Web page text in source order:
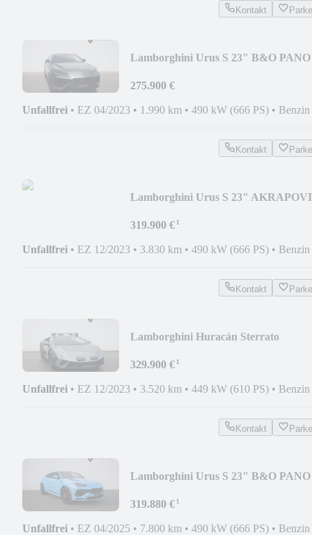
Kontakt
Lamborghini Urus S 23" B&O PANO
PAKE
275.900 €
Unfallfrei • EZ 04/2023 • 1.990 km • 490 kW (666 PS) • Benzin
Kontakt
Lamborghini Urus S 23"
319.900 €¹
Unfallfrei • EZ 12/2023 • 3.830 km • 490 kW (666 PS) • Benzin
Kontakt
Lamborghini Huracán Sterrato
SENSO
329.900 €¹
Unfallfrei • EZ 12/2023 • 3.520 km • 449 kW (610 PS) • Benzin
Kontakt
Lamborghini Urus S 23" B&O PANO
319.880 €¹
Unfallfrei • EZ 04/2025 • 7.800 km • 490 kW (666 PS) • Benzin